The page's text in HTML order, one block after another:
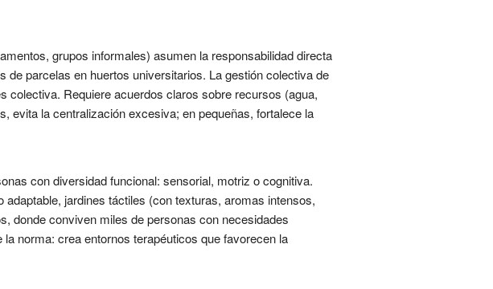
grupos informales) asumen la responsabilidad directa
parcelas en huertos universitarios. La gestión colectiva de
colectiva. Requiere acuerdos claros sobre recursos (agua,
evita la centralización excesiva; en pequeñas, fortalece la
con diversidad funcional: sensorial, motriz o cognitiva.
jardines táctiles (con texturas, aromas intensos,
donde conviven miles de personas con necesidades
norma: crea entornos terapéuticos que favorecen la